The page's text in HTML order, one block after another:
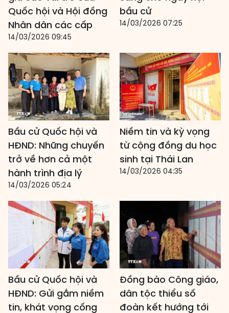
Quốc hội và Hội đồng
Nhân dân các cấp
14/03/2026 09:45
bầu cử
14/03/2026 07:25
Bầu cử Quốc hội và
HĐND: Những chuyến
trở về hơn cả một
hành trình địa lý
14/03/2026 05:24
Niềm tin và kỳ vọng
từ cộng đồng du học
sinh tại Thái Lan
14/03/2026 04:35
Bầu cử Quốc hội và
HĐND: Gửi gắm niềm
tin, khát vọng cống
Đồng bào Công giáo,
dân tộc thiểu số
đoàn kết hướng tới